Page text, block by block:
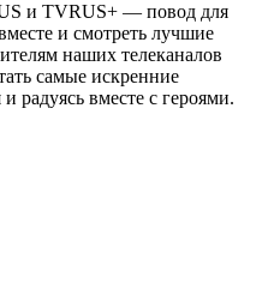
и TVRUS+ — повод для
и смотреть лучшие
наших телеканалов
самые искренние
радуясь вместе с героями.